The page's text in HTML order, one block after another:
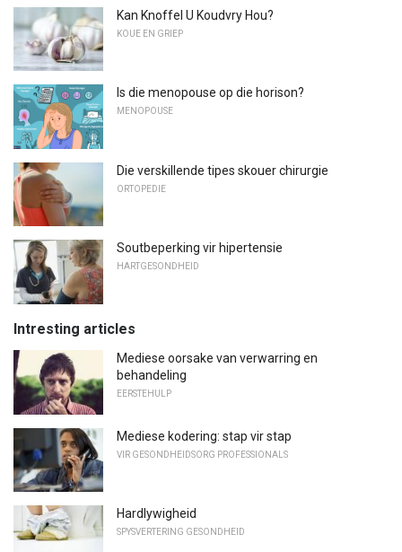
Kan Knoffel U Koudvry Hou?
KOUE EN GRIEP
Is die menopouse op die horison?
MENOPOUSE
Die verskillende tipes skouer chirurgie
ORTOPEDIE
Soutbeperking vir hipertensie
HARTGESONDHEID
Intresting articles
Mediese oorsake van verwarring en
behandeling
EERSTEHULP
Mediese kodering: stap vir stap
VIR GESONDHEIDSORG PROFESSIONALS
Hardlywigheid
SPYSVERTERING GESONDHEID